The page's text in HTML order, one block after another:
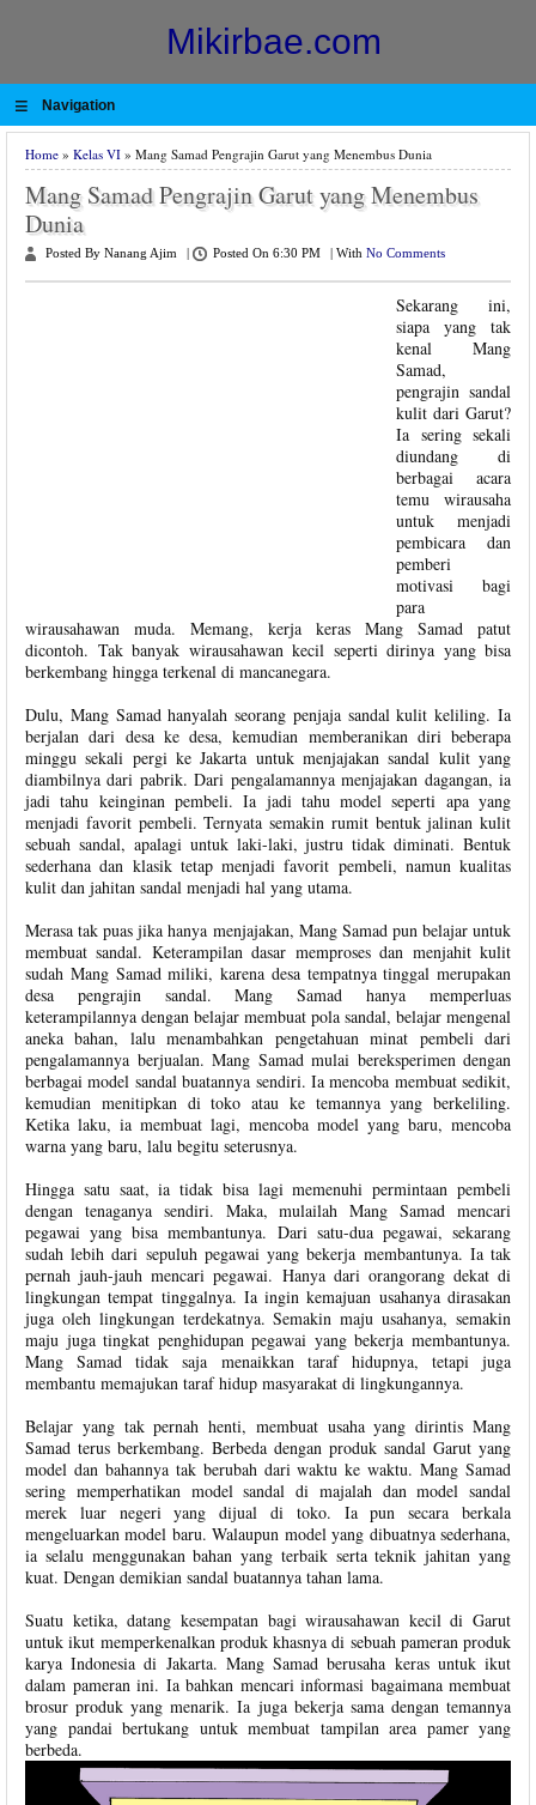
Mikirbae.com
≡ Navigation
Home » Kelas VI » Mang Samad Pengrajin Garut yang Menembus Dunia
Mang Samad Pengrajin Garut yang Menembus
Dunia
Posted By Nanang Ajim Posted On 6:30 PM With No Comments
Sekarang ini,
siapa yang tak
kenal Mang
Samad,
pengrajin sandal
kulit dari Garut?
Ia sering sekali
diundang di
berbagai acara
temu wirausaha
untuk menjadi
pembicara dan
pemberi
motivasi bagi
para
wirausahawan muda. Memang, kerja keras Mang Samad patut
dicontoh. Tak banyak wirausahawan kecil seperti dirinya yang bisa
berkembang hingga terkenal di mancanegara.
Dulu, Mang Samad hanyalah seorang penjaja sandal kulit keliling. Ia
berjalan dari desa ke desa, kemudian memberanikan diri beberapa
minggu sekali pergi ke Jakarta untuk menjajakan sandal kulit yang
diambilnya dari pabrik. Dari pengalamannya menjajakan dagangan, ia
jadi tahu keinginan pembeli. Ia jadi tahu model seperti apa yang
menjadi favorit pembeli. Ternyata semakin rumit bentuk jalinan kulit
sebuah sandal, apalagi untuk laki-laki, justru tidak diminati. Bentuk
sederhana dan klasik tetap menjadi favorit pembeli, namun kualitas
kulit dan jahitan sandal menjadi hal yang utama.
Merasa tak puas jika hanya menjajakan, Mang Samad pun belajar untuk
membuat sandal. Keterampilan dasar memproses dan menjahit kulit
sudah Mang Samad miliki, karena desa tempatnya tinggal merupakan
desa pengrajin sandal. Mang Samad hanya memperluas
keterampilannya dengan belajar membuat pola sandal, belajar mengenal
aneka bahan, lalu menambahkan pengetahuan minat pembeli dari
pengalamannya berjualan. Mang Samad mulai bereksperimen dengan
berbagai model sandal buatannya sendiri. Ia mencoba membuat sedikit,
kemudian menitipkan di toko atau ke temannya yang berkeliling.
Ketika laku, ia membuat lagi, mencoba model yang baru, mencoba
warna yang baru, lalu begitu seterusnya.
Hingga satu saat, ia tidak bisa lagi memenuhi permintaan pembeli
dengan tenaganya sendiri. Maka, mulailah Mang Samad mencari
pegawai yang bisa membantunya. Dari satu-dua pegawai, sekarang
sudah lebih dari sepuluh pegawai yang bekerja membantunya. Ia tak
pernah jauh-jauh mencari pegawai. Hanya dari orangorang dekat di
lingkungan tempat tinggalnya. Ia ingin kemajuan usahanya dirasakan
juga oleh lingkungan terdekatnya. Semakin maju usahanya, semakin
maju juga tingkat penghidupan pegawai yang bekerja membantunya.
Mang Samad tidak saja menaikkan taraf hidupnya, tetapi juga
membantu memajukan taraf hidup masyarakat di lingkungannya.
Belajar yang tak pernah henti, membuat usaha yang dirintis Mang
Samad terus berkembang. Berbeda dengan produk sandal Garut yang
model dan bahannya tak berubah dari waktu ke waktu. Mang Samad
sering memperhatikan model sandal di majalah dan model sandal
merek luar negeri yang dijual di toko. Ia pun secara berkala
mengeluarkan model baru. Walaupun model yang dibuatnya sederhana,
ia selalu menggunakan bahan yang terbaik serta teknik jahitan yang
kuat. Dengan demikian sandal buatannya tahan lama.
Suatu ketika, datang kesempatan bagi wirausahawan kecil di Garut
untuk ikut memperkenalkan produk khasnya di sebuah pameran produk
karya Indonesia di Jakarta. Mang Samad berusaha keras untuk ikut
dalam pameran ini. Ia bahkan mencari informasi bagaimana membuat
brosur produk yang menarik. Ia juga bekerja sama dengan temannya
yang pandai bertukang untuk membuat tampilan area pamer yang
berbeda.